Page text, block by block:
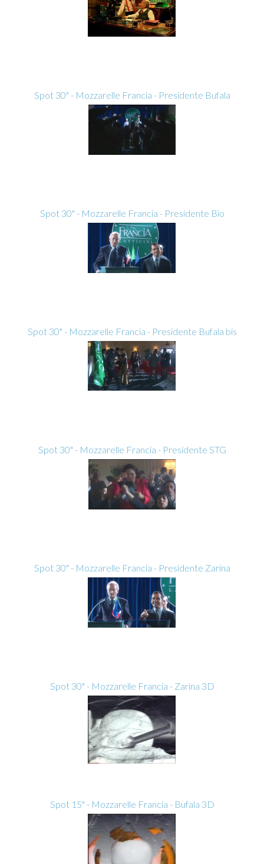
Spot 30" - Mozzarelle Francia - Presidente Bufala
Spot 30" - Mozzarelle Francia - Presidente Bio
Spot 30" - Mozzarelle Francia - Presidente Bufala bis
Spot 30" - Mozzarelle Francia - Presidente STG
Spot 30" - Mozzarelle Francia - Presidente Zarina
Spot 30" - Mozzarelle Francia - Zarina 3D
Spot 15" - Mozzarelle Francia - Bufala 3D